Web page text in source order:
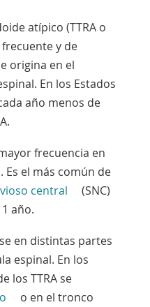
atípico (TTRA o
y de
origina en el
En los Estados
año menos de
frecuencia en
Es el más común de
central
(SNC)
año.
en distintas partes
espinal. En los
los TTRA se
o en el tronco